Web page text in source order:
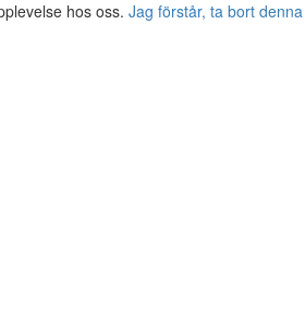
hos oss. Jag förstår, ta bort